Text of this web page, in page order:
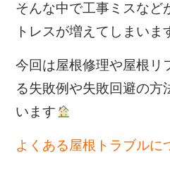
そんな中で工事ミスなど
トレスが増えてしまいま
今回は屋根修理や屋根リ
る失敗例や失敗回避の方
います
よくある屋根トラブルに